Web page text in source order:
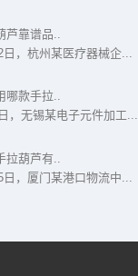
芦靠谱品..
日，杭州某医疗器械企...
哪款手拉..
，无锡某电子元件加工...
拉葫芦有..
，厦门某港口物流中...